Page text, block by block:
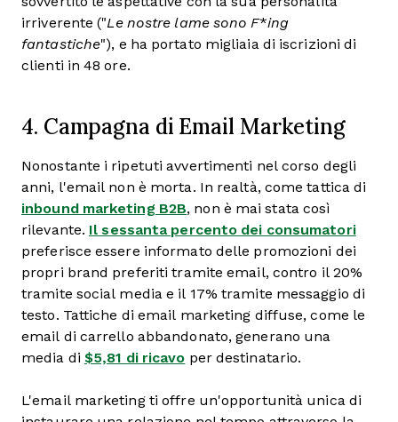
irriverente ("Le nostre lame sono F*ing
fantastiche"), e ha portato migliaia di iscrizioni di
clienti in 48 ore.
4. Campagna di Email Marketing
Nonostante i ripetuti avvertimenti nel corso degli
anni, l'email non è morta. In realtà, come tattica di
inbound marketing B2B, non è mai stata così
rilevante. Il sessanta percento dei consumatori
preferisce essere informato delle promozioni dei
propri brand preferiti tramite email, contro il 20%
tramite social media e il 17% tramite messaggio di
testo. Tattiche di email marketing diffuse, come le
email di carrello abbandonato, generano una
media di $5,81 di ricavo per destinatario.
L'email marketing ti offre un'opportunità unica di